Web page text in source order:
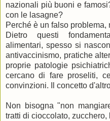
nazionali più buoni e
con le lasagne?
Perché è un falso problema,
Dietro questi
alimentari, spesso si
antivaccinismo, pratiche
proprie patologie
cercano di fare proseliti,
convinzioni. Il concetto
Non bisogna "non
tratti di cioccolato, zucchero,